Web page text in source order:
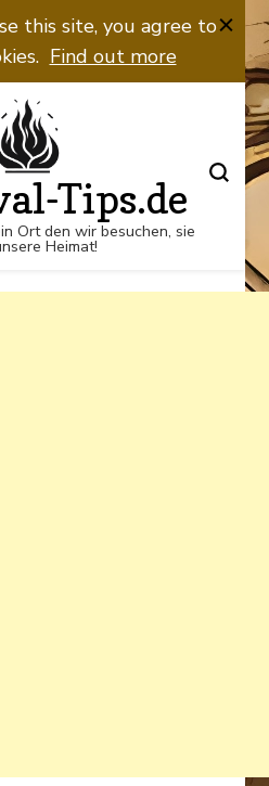
Ort den wir
Heimat!
this site, you agree to
Find out more
Tips.de
Ort den wir besuchen, sie
Heimat!